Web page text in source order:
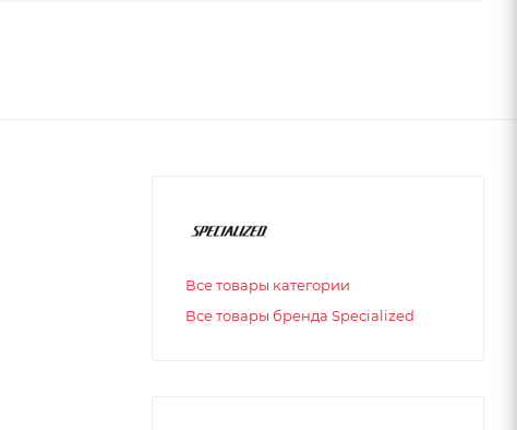
Все товары категории
Все товары бренда Specialized